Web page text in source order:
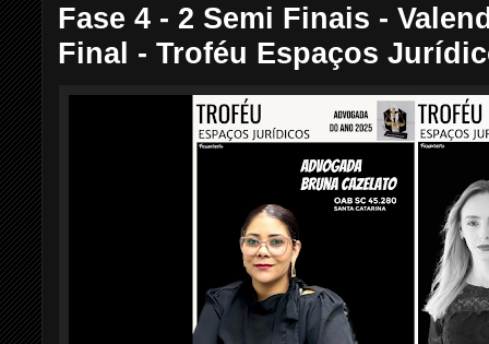
Fase 4 - 2 Semi Finais -
Final - Troféu Espaços